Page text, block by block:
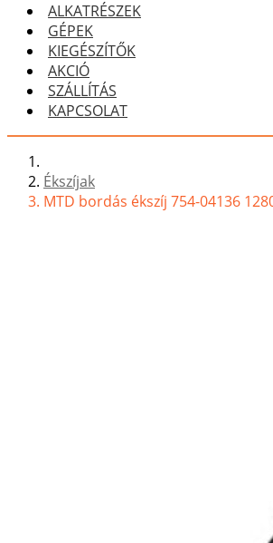
ALKATRÉSZEK
GÉPEK
KIEGÉSZÍTŐK
AKCIÓ
SZÁLLÍTÁS
KAPCSOLAT
Ékszíjak
MTD bordás ékszíj 754-04136